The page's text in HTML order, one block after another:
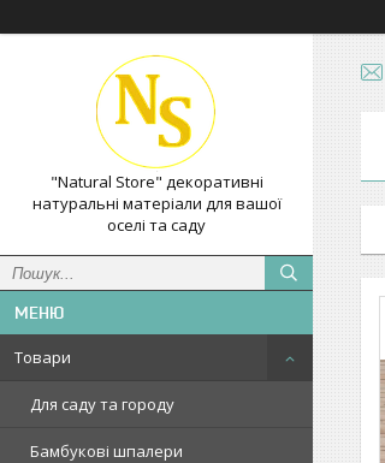
"Natural Store" декоративні
натуральні матеріали для вашої
оселі та саду
Товари
Для саду та городу
Бамбукові шпалери